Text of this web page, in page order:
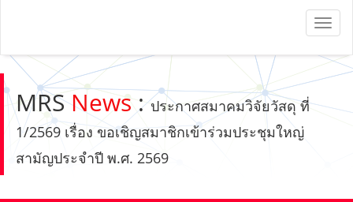
MRSNews :ประกาศสมาคมวิจัยวัสดุ ที่
1/2569 เรื่อง ขอเชิญสมาชิกเข้าร่วมประชุมใหญ่
สามัญประจำปี พ.ศ. 2569